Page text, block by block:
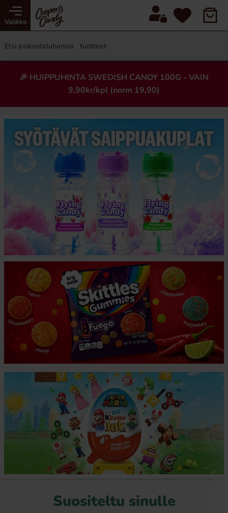
Valikko
🎉 HUIPPUHINTA SWEDISH CANDY 100G - VAIN
9,90kr/kpl (norm 19,90)
Suositeltu sinulle